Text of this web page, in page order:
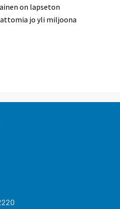
on lapseton
jo yli miljoona